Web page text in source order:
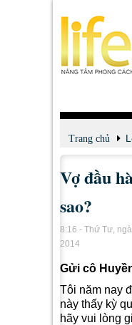
Trang chủ
Vợ đầu
sao?
8:16 - Thứ Tư,
2014
Gửi cô
Tôi năm nay
này thấy kỳ
hãy vui lòng